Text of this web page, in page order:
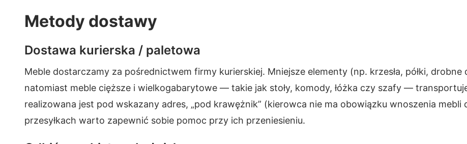
Metody dostawy
Dostawa kurierska / paletowa
Meble dostarczamy za pośrednictwem firmy kurierskiej. Mniejsze elementy (np. krzesła, półki,
natomiast meble cięższe i wielkogabarytowe — takie jak stoły, komody, łóżka czy szafy —
realizowana jest pod wskazany adres, „pod krawężnik” (kierowca nie ma obowiązku wnoszenia
przesyłkach warto zapewnić sobie pomoc przy ich przeniesieniu.